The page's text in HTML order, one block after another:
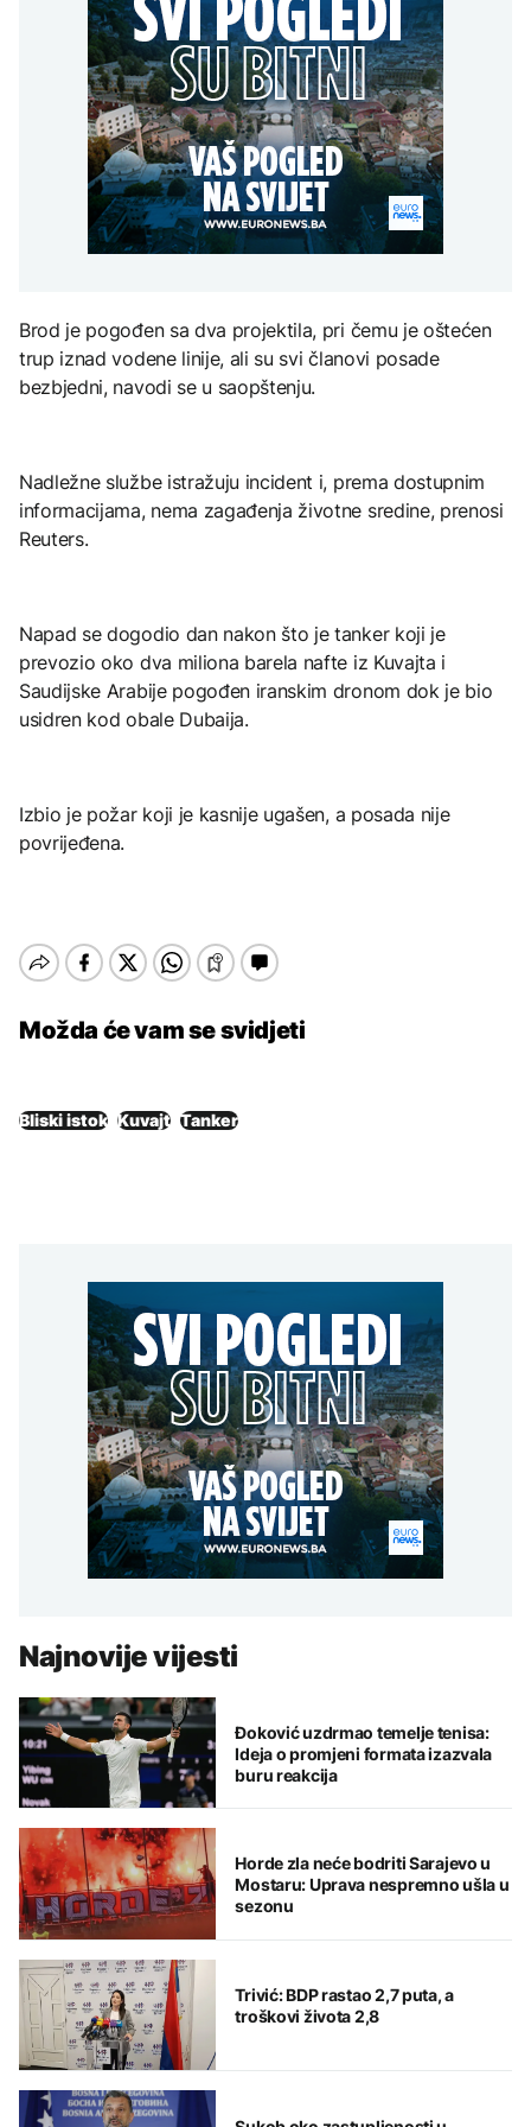
aktivan, gust dim
otežava gašenje iz zraka
AKTUELNO
Požar kod Konjica i dalje
aktivan, gust dim
otežava gašenje iz zraka
POLITIKA
Macut najavio dodatne
mjere za ublažavanje
posljedica toplotnog
talasa
Poremećaji u Hormuzu:
Promet prepolovljen
uprkos smirivanju
sukoba SAD-a i Irana
EVROPA
Kallas: EU uvela nove
sankcije za pet osoba
povezanih s ruskim
vojno-industrijskim
djece moraju platiti 942
miliona dolara
KULTURA
Rat i pijesak prijete
drevnim piramidama
Meroe u Sudanu
Rihanna radi na novom
albumu
Brod je pogođen sa dva projektila, pri čemu je oštećen
trup iznad vodene linije, ali su svi članovi posade
bezbjedni, navodi se u saopštenju.
Nadležne službe istražuju incident i, prema dostupnim
informacijama, nema zagađenja životne sredine, prenosi
Reuters.
Napad se dogodio dan nakon što je tanker koji je
prevozio oko dva miliona barela nafte iz Kuvajta i
Saudijske Arabije pogođen iranskim dronom dok je bio
usidren kod obale Dubaija.
Izbio je požar koji je kasnije ugašen, a posada nije
povrijeđena.
Možda će vam se svidjeti
Bliski istok Kuvajt Tanker
Najnovije vijesti
Đoković uzdrmao temelje tenisa:
Ideja o promjeni formata izazvala
buru reakcija
Horde zla neće bodriti Sarajevo u
Mostaru: Uprava nespremno ušla u
sezonu
Trivić: BDP rastao 2,7 puta, a
troškovi života 2,8